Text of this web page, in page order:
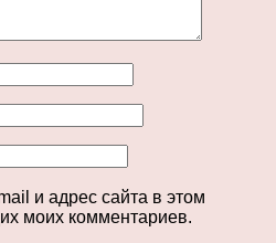
и адрес сайта в этом
моих комментариев.